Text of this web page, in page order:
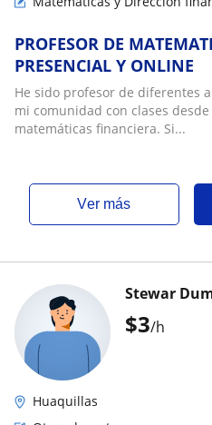
PROFESOR DE
PRESENCIAL Y ONLINE
He sido profesor de diferentes
mi comunidad con clases
matemáticas financiera. Si...
ver más
$3/h
Stewar
Huaquillas